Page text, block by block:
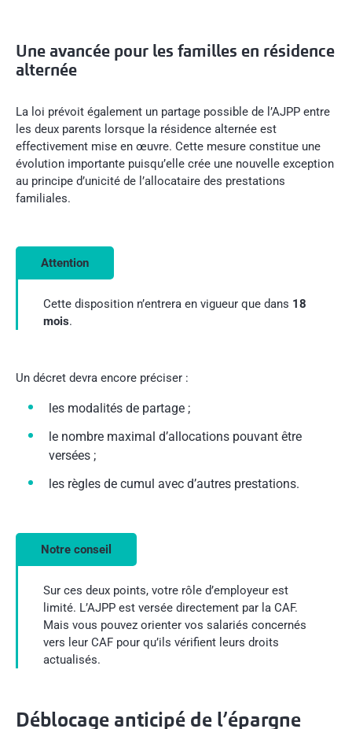
Une avancée pour les familles en résidence
alternée
La loi prévoit également un partage possible de l’AJPP entre
les deux parents lorsque la résidence alternée est
effectivement mise en œuvre. Cette mesure constitue une
évolution importante puisqu’elle crée une nouvelle exception
au principe d’unicité de l’allocataire des prestations
familiales.
Attention
Cette disposition n’entrera en vigueur que dans 18
mois.
Un décret devra encore préciser :
les modalités de partage ;
le nombre maximal d’allocations pouvant être
versées ;
les règles de cumul avec d’autres prestations.
Notre conseil
Sur ces deux points, votre rôle d’employeur est
limité. L’AJPP est versée directement par la CAF.
Mais vous pouvez orienter vos salariés concernés
vers leur CAF pour qu’ils vérifient leurs droits
actualisés.
Déblocage anticipé de l’épargne